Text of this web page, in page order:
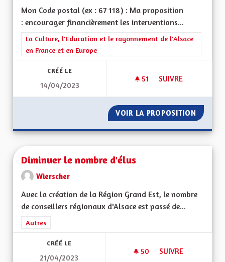
Mon Code postal (ex : 67 118) : Ma proposition
: encourager financièrement les interventions...
Filtrer les résultats de la catégorie : La Culture, l'Education et
La Culture, l'Education et le rayonnement de l'Alsace
en France et en Europe
CRÉÉ LE
14/04/2023
51 51 ABONNÉS
SUIVRE
VOIR LA PROPOSITION
Diminuer le nombre d'élus
Wierscher
Avec la création de la Région Grand Est, le nombre
de conseillers régionaux d'Alsace est passé de...
Filtrer les résultats de la catégorie : Autres
Autres
CRÉÉ LE
21/04/2023
50 50 ABONNÉS
SUIVRE